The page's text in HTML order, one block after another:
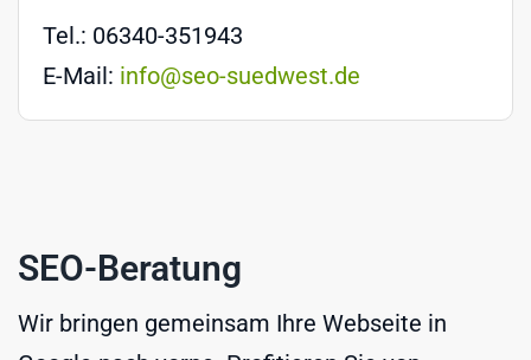
Tel.: 06340-351943
E-Mail: info@seo-suedwest.de
SEO-Beratung
Wir bringen gemeinsam Ihre Webseite in